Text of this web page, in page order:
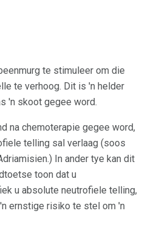
te stimuleer om die
te verhoog. Dit is 'n helder
'n skoot gegee word.
na chemoterapie gegee word,
telling sal verlaag (soos
In ander tye kan dit
toon dat u
u absolute neutrofiele telling,
ernstige risiko te stel om 'n